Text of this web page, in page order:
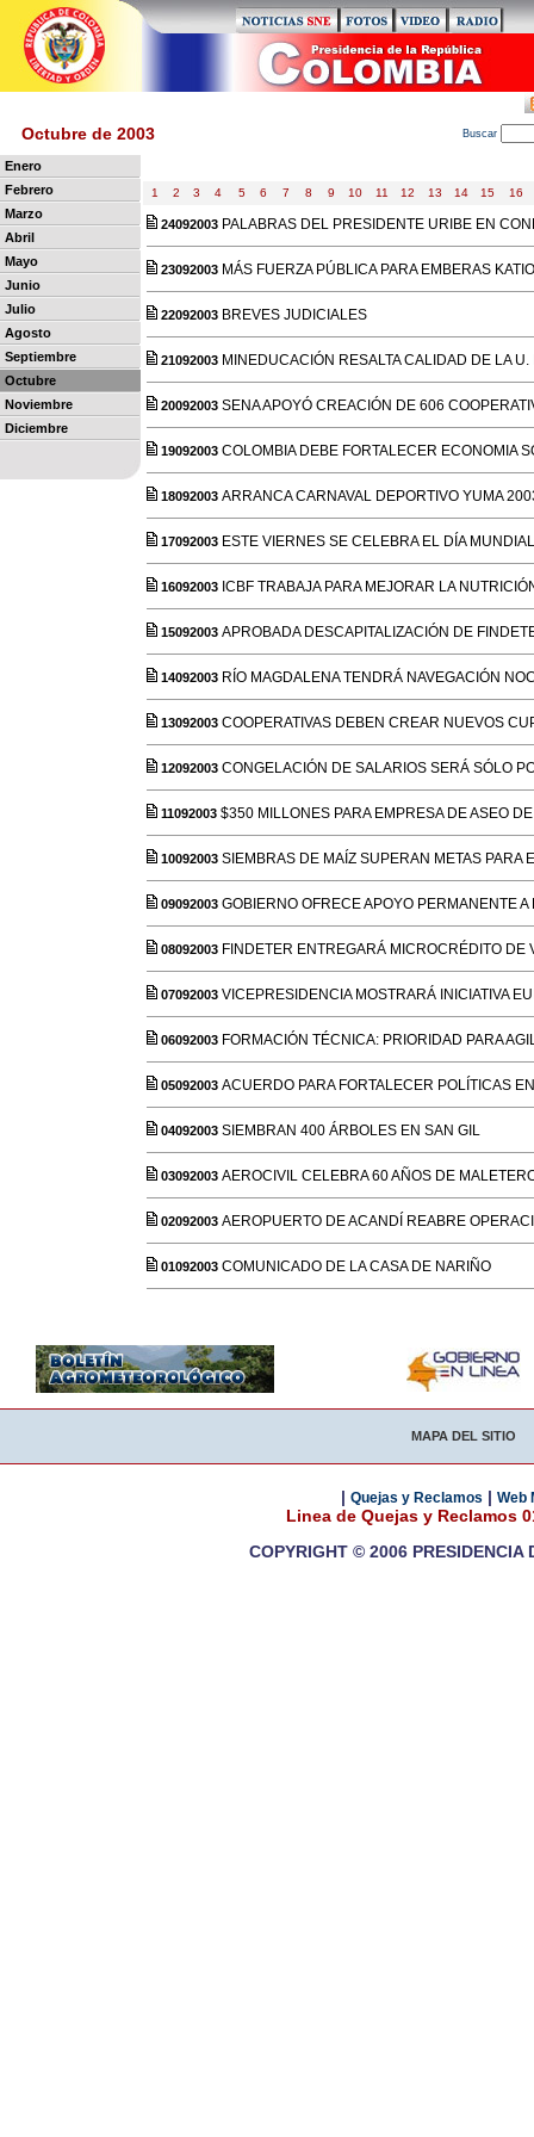
Octubre de 2003 Buscar
Enero
Febrero
Marzo
Abril
Mayo
Junio
Julio
Agosto
Septiembre
Octubre
Noviembre
Diciembre
1 2 3 4 5 6 7 8 9 10 11 12 13 14 15 16
24092003 PALABRAS DEL PRESIDENTE URIBE EN
23092003 MÁS FUERZA PÚBLICA PARA EMBERAS
22092003 BREVES JUDICIALES
21092003 MINEDUCACIÓN RESALTA CALIDAD DE LA U.
20092003 SENA APOYÓ CREACIÓN DE 606
19092003 COLOMBIA DEBE FORTALECER ECONOMIA
18092003 ARRANCA CARNAVAL DEPORTIVO YUMA
17092003 ESTE VIERNES SE CELEBRA EL DÍA
16092003 ICBF TRABAJA PARA MEJORAR LA
15092003 APROBADA DESCAPITALIZACIÓN DE
14092003 RÍO MAGDALENA TENDRÁ NAVEGACIÓN
13092003 COOPERATIVAS DEBEN CREAR NUEVOS
12092003 CONGELACIÓN DE SALARIOS SERÁ SÓLO
11092003 $350 MILLONES PARA EMPRESA DE ASEO
10092003 SIEMBRAS DE MAÍZ SUPERAN METAS PARA
09092003 GOBIERNO OFRECE APOYO PERMANENTE
08092003 FINDETER ENTREGARÁ MICROCRÉDITO DE
07092003 VICEPRESIDENCIA MOSTRARÁ INICIATIVA
06092003 FORMACIÓN TÉCNICA: PRIORIDAD PARA
05092003 ACUERDO PARA FORTALECER POLÍTICAS
04092003 SIEMBRAN 400 ÁRBOLES EN SAN GIL
03092003 AEROCIVIL CELEBRA 60 AÑOS DE
02092003 AEROPUERTO DE ACANDÍ REABRE
01092003 COMUNICADO DE LA CASA DE NARIÑO
MAPA DEL SITIO
| Quejas y Reclamos | Web
Linea de Quejas y Reclamos
COPYRIGHT © 2006 PRESIDENCIA